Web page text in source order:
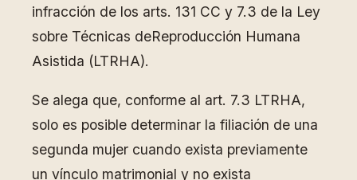
infracción de los arts. 131 CC y 7.3 de la Ley
sobre Técnicas deReproducción Humana
Asistida (LTRHA).
Se alega que, conforme al art. 7.3 LTRHA,
solo es posible determinar la filiación de una
segunda mujer cuando exista previamente
un vínculo matrimonial y no exista